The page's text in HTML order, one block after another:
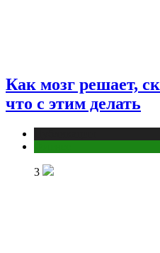
Как мозг решает,
что с этим делать
3